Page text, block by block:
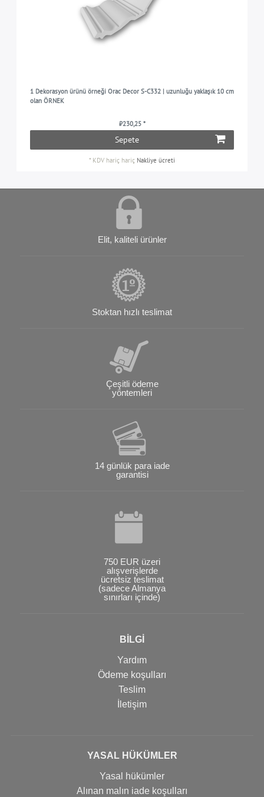
1 Dekorasyon ürünü örneği Orac Decor S-C332 | uzunluğu yaklaşık 10 cm
olan ÖRNEK
₺230,25 *
Sepete
* KDV hariç hariç Nakliye ücreti
Elit, kaliteli ürünler
Stoktan hızlı teslimat
Çeşitli ödeme
yöntemleri
14 günlük para iade
garantisi
750 EUR üzeri
alışverişlerde
ücretsiz teslimat
(sadece Almanya
sınırları içinde)
BİLGİ
Yardım
Ödeme koşulları
Teslim
İletişim
YASAL HÜKÜMLER
Yasal hükümler
Alınan malın iade koşulları